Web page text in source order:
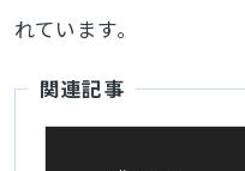
れています。
関連記事